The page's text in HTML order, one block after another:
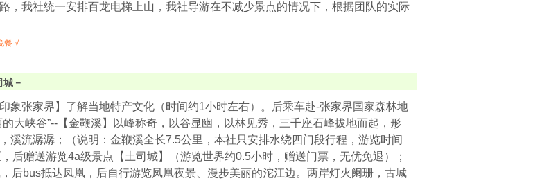
，我社统一安排百龙电梯上山，我社导游在不减少景点的情况下，根据团队的实际
餐 √
－
象张家界】了解当地特产文化（时间约1小时左右）。后乘车赴-张家界国家森林地
的大峡谷”--【金鞭溪】以峰称奇，以谷显幽，以林见秀，三千座石峰拔地而起，形
溪流潺潺；（说明：金鞭溪全长7.5公里，本社只安排水绕四门段行程，游览时间
后赠送游览4a级景点【土司城】（游览世界约0.5小时，赠送门票，无优免退）；
后bus抵达凤凰，后自行游览凤凰夜景、漫步美丽的沱江边。两岸灯火阑珊，古城